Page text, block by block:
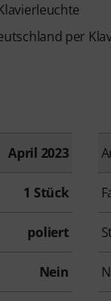
per
April 2023
1 Stück
poliert
Nein